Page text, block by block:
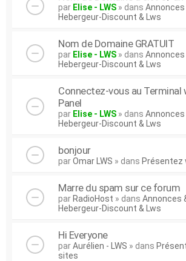
par Elise - LWS » dans
Hebergeur-Discount & Lws
Nom de Domaine GRATUIT
par Elise - LWS » dans
Hebergeur-Discount & Lws
Connectez-vous au Terminal
Panel
par Elise - LWS » dans
Hebergeur-Discount & Lws
bonjour
parOmar LWS » dans Présentez
Marre du spam sur ce forum
par RadioHost » dans Annonces
Hebergeur-Discount & Lws
Hi Everyone
parAurélien - LWS » dans
sites